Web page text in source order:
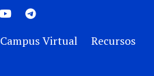
Campus Virtual Recursos